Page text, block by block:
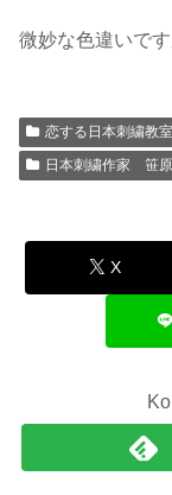
微妙な色違いで
恋する日本刺繍教
日本刺繍作家 笹
X